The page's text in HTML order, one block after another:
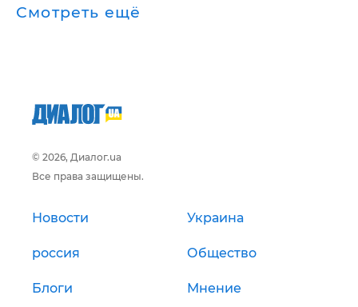
Смотреть ещё
© 2026, Диалог.ua
Все права защищены.
Новости Украина
россия Общество
Блоги Мнение